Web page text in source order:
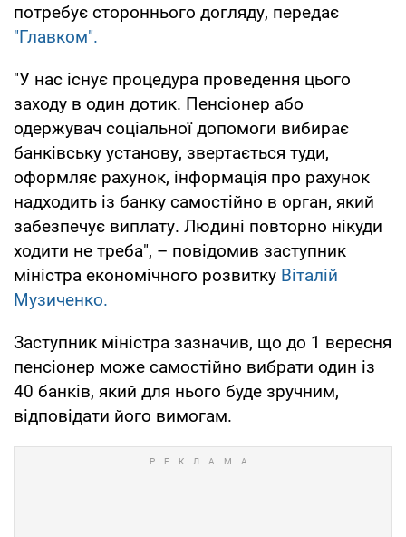
потребує стороннього догляду, передає
"Главком".
"У нас існує процедура проведення цього
заходу в один дотик. Пенсіонер або
одержувач соціальної допомоги вибирає
банківську установу, звертається туди,
оформляє рахунок, інформація про рахунок
надходить із банку самостійно в орган, який
забезпечує виплату. Людині повторно нікуди
ходити не треба", – повідомив заступник
міністра економічного розвитку Віталій
Музиченко.
Заступник міністра зазначив, що до 1 вересня
пенсіонер може самостійно вибрати один із
40 банків, який для нього буде зручним,
відповідати його вимогам.